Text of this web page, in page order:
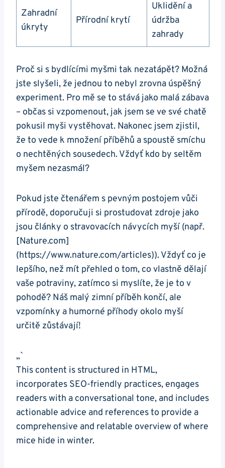
Zahradní
úkryty
Přírodní krytí
Uklidění a
údržba
zahrady
Proč si s bydlícími myšmi tak nezatápět? Možná
jste slyšeli, že jednou to nebyl zrovna úspěšný
experiment. Pro mě se to stává jako malá zábava
– občas si vzpomenout, jak jsem se ve své chatě
pokusil myši vystěhovat. Nakonec jsem zjistil,
že to vede k množení příběhů a spoustě smíchu
o nechtěných sousedech. Vždyť kdo by seltěm
myšem nezasmál?
Pokud jste čtenářem s pevným postojem vůči
přírodě, doporučuji si prostudovat zdroje jako
jsou články o stravovacích návycích myší (např.
[Nature.com]
(https://www.nature.com/articles)). Vždyť co je
lepšího, než mít přehled o tom, co vlastně dělají
vaše potraviny, zatímco si myslíte, že je to v
pohodě? Náš malý zimní příběh končí, ale
vzpomínky a humorné příhody okolo myší
určitě zůstávají!
„`
This content is structured in HTML,
incorporates SEO-friendly practices, engages
readers with a conversational tone, and includes
actionable advice and references to provide a
comprehensive and relatable overview of where
mice hide in winter.